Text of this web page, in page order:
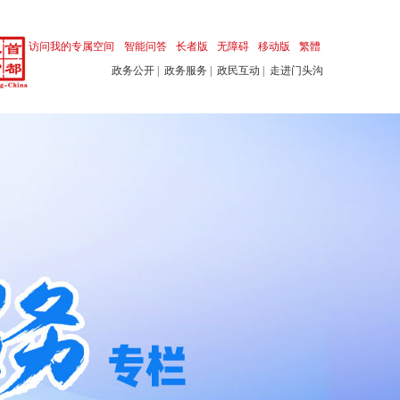
繁體
移动版
无障碍
长者版
智能问答
访问我的专属空间
政务公开
政务服务 政民互动 走进门头沟